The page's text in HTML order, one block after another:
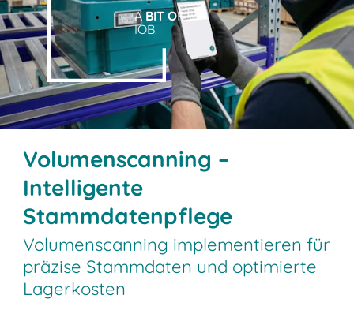
ABIT OF
IOB.
Volumenscanning –
Intelligente
Stammdatenpflege
Volumenscanning implementieren für
präzise Stammdaten und optimierte
Lagerkosten